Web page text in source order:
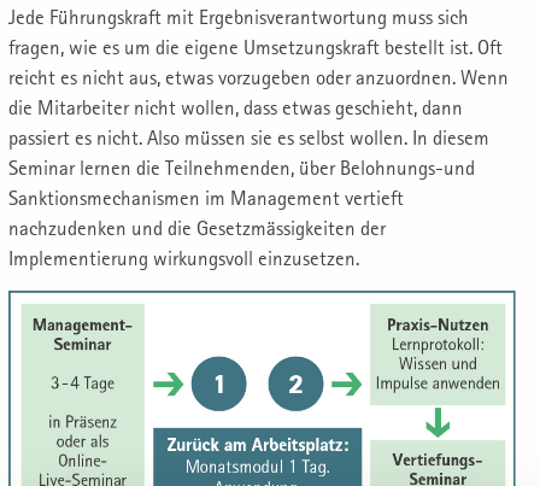
Jede Führungskraft mit Ergebnisverantwortung muss sich
fragen, wie es um die eigene Umsetzungskraft bestellt ist. Oft
reicht es nicht aus, etwas vorzugeben oder anzuordnen. Wenn
die Mitarbeiter nicht wollen, dass etwas geschieht, dann
passiert es nicht. Also müssen sie es selbst wollen. In diesem
Seminar lernen die Teilnehmenden, über Belohnungs-und
Sanktionsmechanismen im Management vertieft
nachzudenken und die Gesetzmässigkeiten der
Implementierung wirkungsvoll einzusetzen.